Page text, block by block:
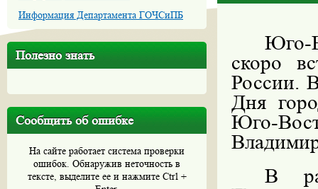
Информация Департамента ГОЧСиПБ
Полезно знать
Сообщить об ошибке
На сайте работает система проверки
ошибок. Обнаружив неточность в
тексте, выделите ее и нажмите Ctrl +
Юго-
скоро
России.
Дня
Юго-
В